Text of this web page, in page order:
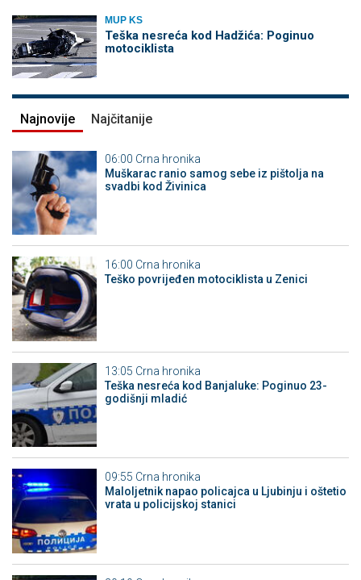
MUP KS
Teška nesreća kod Hadžića: Poginuo
motociklista
Najnovije Najčitanije
06:00 Crna hronika
Muškarac ranio samog sebe iz pištolja na
svadbi kod Živinica
16:00 Crna hronika
Teško povrijeđen motociklista u Zenici
13:05 Crna hronika
Teška nesreća kod Banjaluke: Poginuo 23-
godišnji mladić
09:55 Crna hronika
Maloljetnik napao policajca u Ljubinju i oštetio
vrata u policijskoj stanici